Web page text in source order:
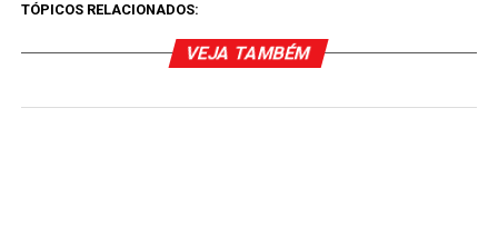
TÓPICOS RELACIONADOS:
VEJA TAMBÉM